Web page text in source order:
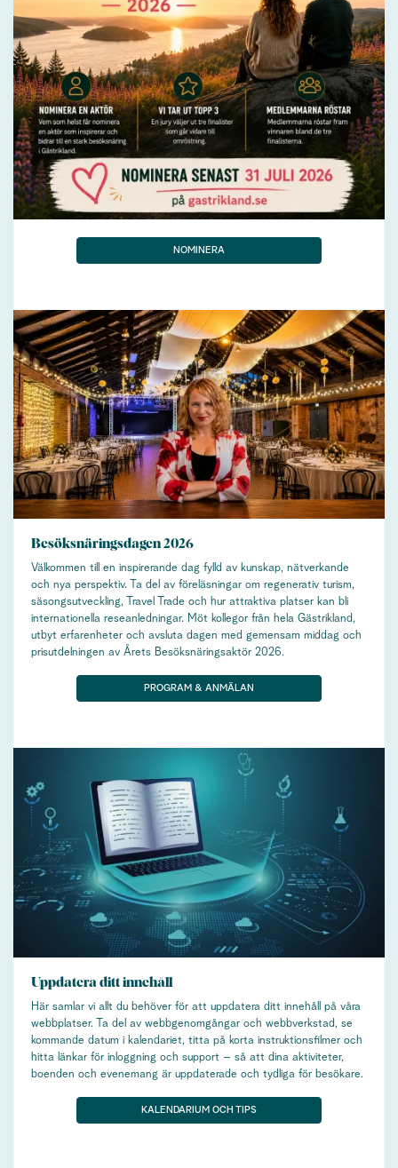
NOMINERA
Besöksnäringsdagen 2026
Välkommen till en inspirerande dag fylld av kunskap, nätverkande
och nya perspektiv. Ta del av föreläsningar om regenerativ turism,
säsongsutveckling, Travel Trade och hur attraktiva platser kan bli
internationella reseanledningar. Möt kollegor från hela Gästrikland,
utbyt erfarenheter och avsluta dagen med gemensam middag och
prisutdelningen av Årets Besöksnäringsaktör 2026.
PROGRAM & ANMÄLAN
Uppdatera ditt innehåll
Här samlar vi allt du behöver för att uppdatera ditt innehåll på våra
webbplatser. Ta del av webbgenomgångar och webbverkstad, se
kommande datum i kalendariet, titta på korta instruktionsfilmer och
hitta länkar för inloggning och support – så att dina aktiviteter,
boenden och evenemang är uppdaterade och tydliga för besökare.
KALENDARIUM OCH TIPS